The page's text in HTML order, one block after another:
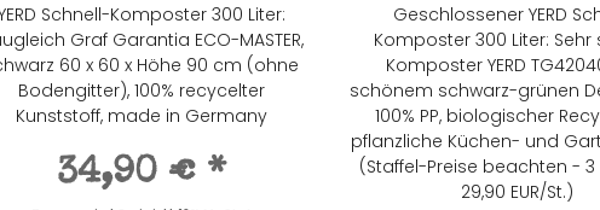
Schnell-Komposter 300 Liter:
Graf Garantia ECO-MASTER,
60 x 60 x Höhe 90 cm (ohne
Bodengitter), 100% recycelter
Kunststoff, made in Germany
34,90 € *
Geschlossener YERD
Komposter 300 Liter: Sehr
Komposter YERD
schönem schwarz-grünen
100% PP, biologischer
pflanzliche Küchen- und
(Staffel-Preise beachten - 3
29,90 EUR/St.)